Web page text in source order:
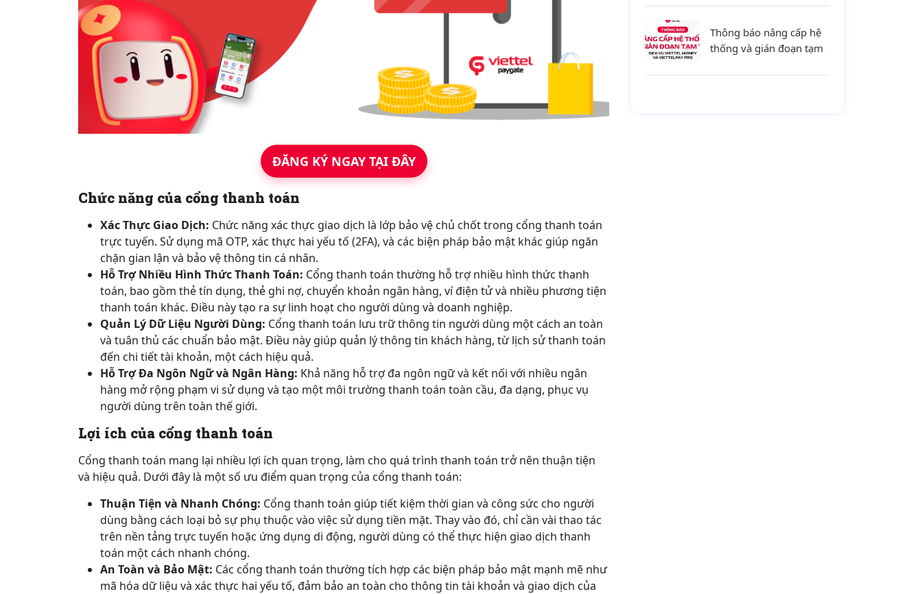
ĐĂNG KÝ NGAY TẠI ĐÂY
Chức năng của cổng thanh toán
Xác Thực Giao Dịch: Chức năng xác thực giao dịch là lớp bảo vệ chủ chốt trong cổng thanh toán
trực tuyến. Sử dụng mã OTP, xác thực hai yếu tố (2FA), và các biện pháp bảo mật khác giúp ngăn
chặn gian lận và bảo vệ thông tin cá nhân.
Hỗ Trợ Nhiều Hình Thức Thanh Toán: Cổng thanh toán thường hỗ trợ nhiều hình thức thanh
toán, bao gồm thẻ tín dụng, thẻ ghi nợ, chuyển khoản ngân hàng, ví điện tử và nhiều phương tiện
thanh toán khác. Điều này tạo ra sự linh hoạt cho người dùng và doanh nghiệp.
Quản Lý Dữ Liệu Người Dùng: Cổng thanh toán lưu trữ thông tin người dùng một cách an toàn
và tuân thủ các chuẩn bảo mật. Điều này giúp quản lý thông tin khách hàng, từ lịch sử thanh toán
đến chi tiết tài khoản, một cách hiệu quả.
Hỗ Trợ Đa Ngôn Ngữ và Ngân Hàng: Khả năng hỗ trợ đa ngôn ngữ và kết nối với nhiều ngân
hàng mở rộng phạm vi sử dụng và tạo một môi trường thanh toán toàn cầu, đa dạng, phục vụ
người dùng trên toàn thế giới.
Lợi ích của cổng thanh toán
Cổng thanh toán mang lại nhiều lợi ích quan trọng, làm cho quá trình thanh toán trở nên thuận tiện
và hiệu quả. Dưới đây là một số ưu điểm quan trọng của cổng thanh toán:
Thuận Tiện và Nhanh Chóng: Cổng thanh toán giúp tiết kiệm thời gian và công sức cho người
dùng bằng cách loại bỏ sự phụ thuộc vào việc sử dụng tiền mặt. Thay vào đó, chỉ cần vài thao tác
trên nền tảng trực tuyến hoặc ứng dụng di động, người dùng có thể thực hiện giao dịch thanh
toán một cách nhanh chóng.
An Toàn và Bảo Mật: Các cổng thanh toán thường tích hợp các biện pháp bảo mật mạnh mẽ như
mã hóa dữ liệu và xác thực hai yếu tố, đảm bảo an toàn cho thông tin tài khoản và giao dịch của
trong chuyển đổi số
Thông báo nâng cấp hệ
thống và gián đoạn tạm
Money và ViettelPay Pro